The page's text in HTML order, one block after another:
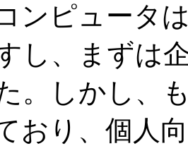
ンピュータ
し、まずは
。しかし、
おり、個人